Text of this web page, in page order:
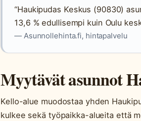
“Haukipudas Keskus (90830)
13,6 % edullisempi kuin Oulu
— Asunnollehinta.fi, hintapalvelu
Myytävät asunnot
Kello-alue muodostaa yhden
kulkee sekä työpaikka-alueita että